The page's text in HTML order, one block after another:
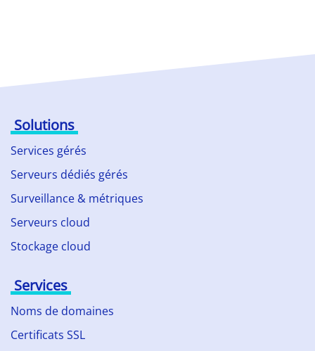
Solutions
Services gérés
Serveurs dédiés gérés
Surveillance & métriques
Serveurs cloud
Stockage cloud
Services
Noms de domaines
Certificats SSL